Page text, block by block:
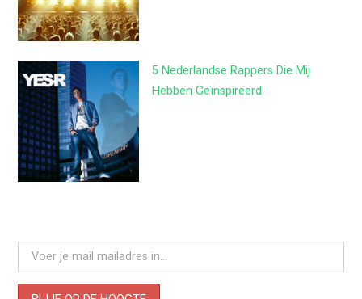
5 Nederlandse Rappers Die Mij
Hebben Geïnspireerd